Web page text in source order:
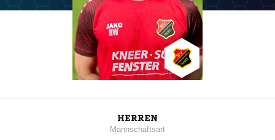
HERREN
Mannschaftsart